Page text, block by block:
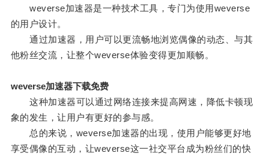
weverse加速器是一种技术工具，专门为使用weverse
的用户设计。
通过加速器，用户可以更流畅地浏览偶像的动态、与其
他粉丝交流，让整个weverse体验变得更加顺畅。
weverse加速器下载免费
这种加速器可以通过网络连接来提高网速，降低卡顿现
象的发生，让用户有更好的参与感。
总的来说，weverse加速器的出现，使用户能够更好地
享受偶像的互动，让weverse这一社交平台成为粉丝们的快